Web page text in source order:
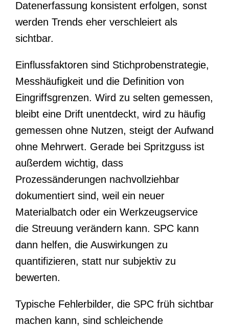
Datenerfassung konsistent erfolgen, sonst
werden Trends eher verschleiert als
sichtbar.
Einflussfaktoren sind Stichprobenstrategie,
Messhäufigkeit und die Definition von
Eingriffsgrenzen. Wird zu selten gemessen,
bleibt eine Drift unentdeckt, wird zu häufig
gemessen ohne Nutzen, steigt der Aufwand
ohne Mehrwert. Gerade bei Spritzguss ist
außerdem wichtig, dass
Prozessänderungen nachvollziehbar
dokumentiert sind, weil ein neuer
Materialbatch oder ein Werkzeugservice
die Streuung verändern kann. SPC kann
dann helfen, die Auswirkungen zu
quantifizieren, statt nur subjektiv zu
bewerten.
Typische Fehlerbilder, die SPC früh sichtbar
machen kann, sind schleichende